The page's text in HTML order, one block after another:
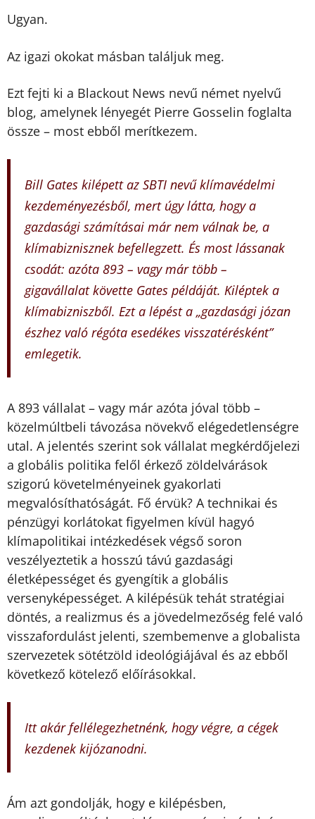
Ugyan.
Az igazi okokat másban találjuk meg.
Ezt fejti ki a Blackout News nevű német nyelvű
blog, amelynek lényegét Pierre Gosselin foglalta
össze – most ebből merítkezem.
Bill Gates kilépett az SBTI nevű klímavédelmi
kezdeményezésből, mert úgy látta, hogy a
gazdasági számításai már nem válnak be, a
klímabiznisznek befellegzett. És most lássanak
csodát: azóta 893 – vagy már több –
gigavállalat követte Gates példáját. Kiléptek a
klímabizniszből. Ezt a lépést a „gazdasági józan
észhez való régóta esedékes visszatérésként”
emlegetik.
A 893 vállalat – vagy már azóta jóval több –
közelmúltbeli távozása növekvő elégedetlenségre
utal. A jelentés szerint sok vállalat megkérdőjelezi
a globális politika felől érkező zöldelvárások
szigorú követelményeinek gyakorlati
megvalósíthatóságát. Fő érvük? A technikai és
pénzügyi korlátokat figyelmen kívül hagyó
klímapolitikai intézkedések végső soron
veszélyeztetik a hosszú távú gazdasági
életképességet és gyengítik a globális
versenyképességet. A kilépésük tehát stratégiai
döntés, a realizmus és a jövedelmezőség felé való
visszafordulást jelenti, szembemenve a globalista
szervezetek sötétzöld ideológiájával és az ebből
következő kötelező előírásokkal.
Itt akár fellélegezhetnénk, hogy végre, a cégek
kezdenek kijózanodni.
Ám azt gondolják, hogy e kilépésben,